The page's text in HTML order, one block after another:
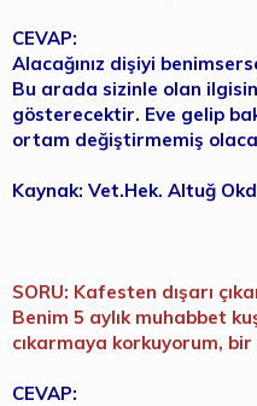
CEVAP:
Alacağınız dişiyi
Bu arada sizinle olan
gösterecektir. Eve gelip
ortam değiştirmemiş
Kaynak: Vet.Hek. Altuğ
SORU: Kafesten dışarı
Benim 5 aylık muhabbet
cıkarmaya korkuyorum,
CEVAP: